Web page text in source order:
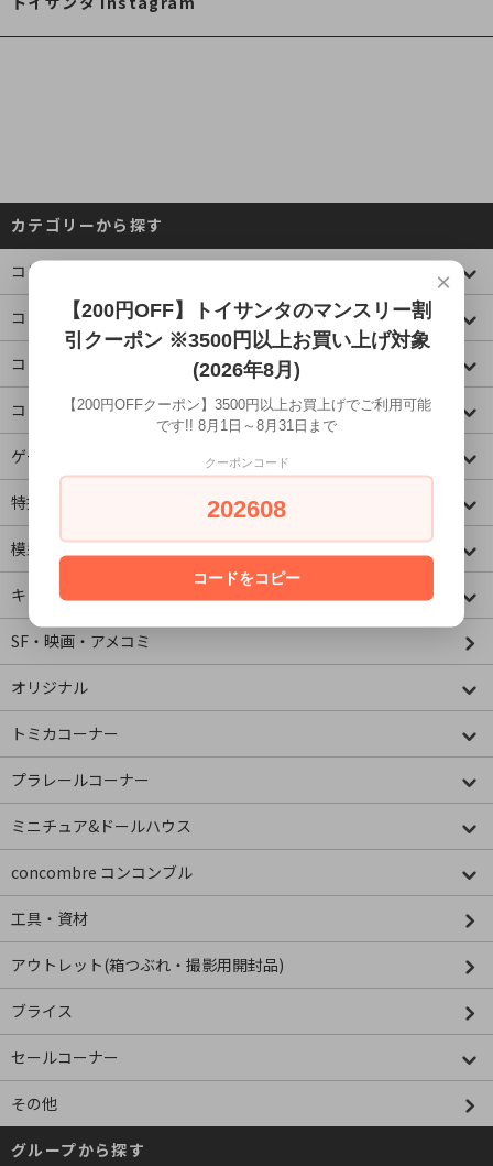
カテゴリーから探す
コレクションケース
コミック・アニメ(ジャンプ)
コミック・アニメ(その他)
コミック・アニメ(ラノベ系)
ゲームキャラクター
特撮・ヒーロー
模型・ミニチュア
キャラクター
SF・映画・アメコミ
オリジナル
トミカコーナー
プラレールコーナー
ミニチュア&ドールハウス
concombre コンコンブル
工具・資材
アウトレット(箱つぶれ・撮影用開封品)
ブライス
セールコーナー
その他
グループから探す
×
【200円OFF】トイサンタのマンスリー割
引クーポン ※3500円以上お買い上げ対象
(2026年8月)
【200円OFFクーポン】3500円以上お買上げでご利用可能
です!! 8月1日～8月31日まで
クーポンコード
202608
コードをコピー